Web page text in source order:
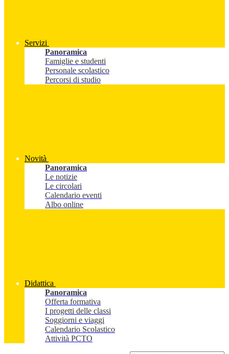
Servizi
Panoramica
Famiglie e studenti
Personale scolastico
Percorsi di studio
Novità
Panoramica
Le notizie
Le circolari
Calendario eventi
Albo online
Didattica
Panoramica
Offerta formativa
I progetti delle classi
Soggiorni e viaggi
Calendario Scolastico
Attività PCTO